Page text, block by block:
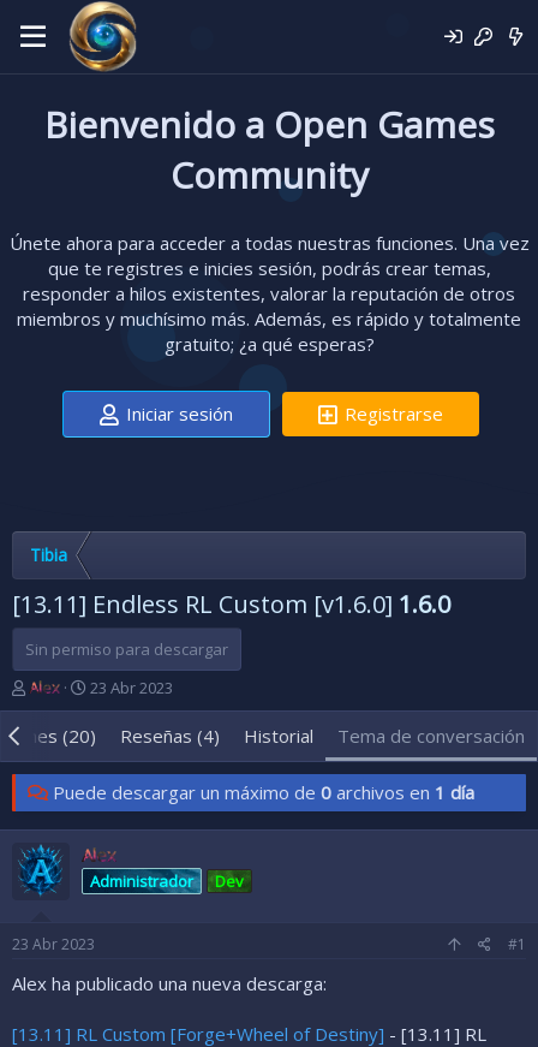
Bienvenido a Open Games
Community
Únete ahora para acceder a todas nuestras funciones. Una vez
que te registres e inicies sesión, podrás crear temas,
responder a hilos existentes, valorar la reputación de otros
miembros y muchísimo más. Además, es rápido y totalmente
gratuito; ¿a qué esperas?
Iniciar sesión Registrarse
Tibia
[13.11] Endless RL Custom [v1.6.0] 1.6.0
Sin permiso para descargar
A
u
r
d
e
t
e
m
Alex
F
e
c
h
a
d
e
n
i
o
23 Abr 2023
(20) Reseñas (4) Historial Tema de conversación
Puede descargar un máximo de 0 archivos en 1 día
Alex
Administrador Dev
23 Abr 2023 #1
Alex ha publicado una nueva descarga:
[13.11] RL Custom [Forge+Wheel of Destiny] - [13.11] RL